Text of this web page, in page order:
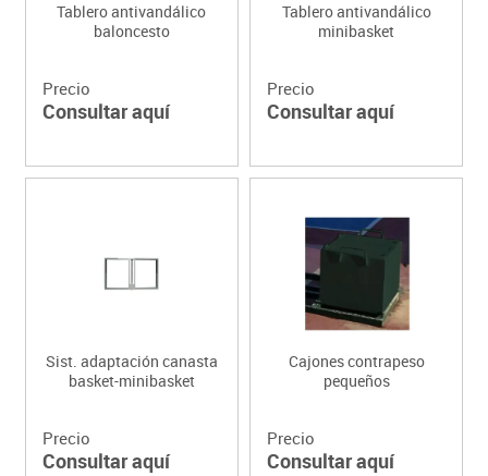
Tablero antivandálico
baloncesto
Precio
Consultar aquí
Tablero antivandálico
minibasket
Precio
Consultar aquí
Sist. adaptación canasta
basket-minibasket
Precio
Consultar aquí
Cajones contrapeso
pequeños
Precio
Consultar aquí